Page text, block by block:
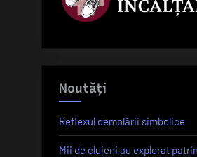
Noutăți
Reflexul demolării simbolice
Mii de clujeni au explorat